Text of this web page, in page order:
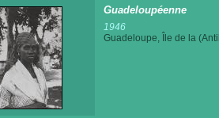
Guadeloupéenne
1946
Guadeloupe, Île de la